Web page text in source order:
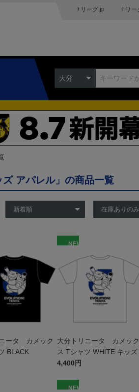
Ｊリーグ.jp Ｊリ
大分
ズ アパレル」の商品一覧
ータ カメック
BLACK
NEW
大分トリニータ カメック
ス Tシャツ WHITE キッズ
4,400円
NEW